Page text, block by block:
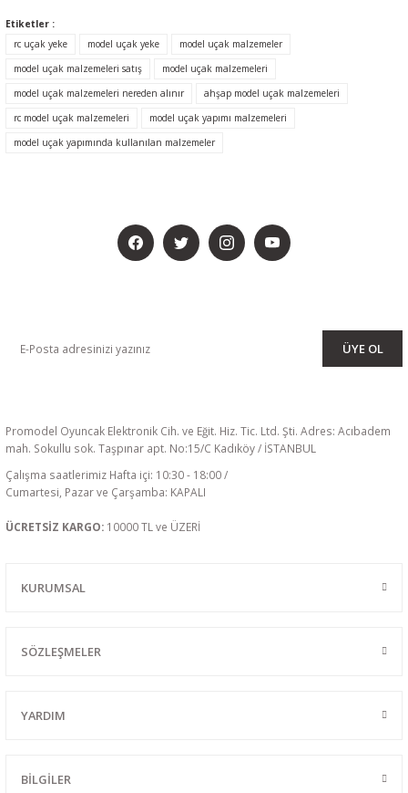
Etiketler :
rc uçak yeke
model uçak yeke
model uçak malzemeler
model uçak malzemeleri satış
model uçak malzemeleri
model uçak malzemeleri nereden alınır
ahşap model uçak malzemeleri
rc model uçak malzemeleri
model uçak yapımı malzemeleri
model uçak yapımında kullanılan malzemeler
ÜYE OL
Promodel Oyuncak Elektronik Cih. ve Eğit. Hiz. Tic. Ltd. Şti. Adres: Acıbadem
mah. Sokullu sok. Taşpınar apt. No:15/C Kadıköy / İSTANBUL
Çalışma saatlerimiz Hafta içi: 10:30 - 18:00 /
Cumartesi, Pazar ve Çarşamba: KAPALI
ÜCRETSİZ KARGO: 10000 TL ve ÜZERİ
KURUMSAL
SÖZLEŞMELER
YARDIM
BİLGİLER